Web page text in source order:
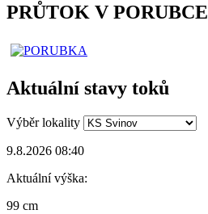
PRŮTOK V PORUBCE
Aktuální stavy toků
Výběr lokality
9.8.2026 08:40
Aktuální výška:
99 cm